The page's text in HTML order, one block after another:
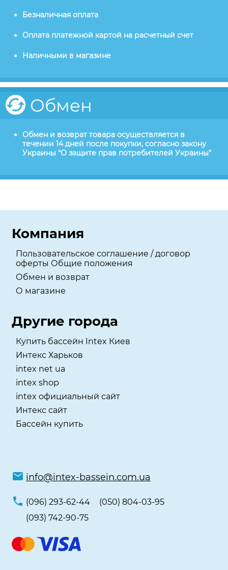
Безналичная оплата
Оплата платежной картой на расчетный счет
Наличными в магазине
Обмен
Обмен и возврат товара осуществляется в
течении 14 дней после покупки, согласно закону
Украины “О защите прав потребителей Украины”
Компания
Пользовательское соглашение / договор
оферты Общие положения
Обмен и возврат
О магазине
Другие города
Купить бассейн Intex Киев
Интекс Харьков
intex net ua
intex shop
intex официальный сайт
Интекс сайт
Бассейн купить
info@intex-bassein.com.ua
(096) 293-62-44
(050) 804-03-95
(093) 742-90-75